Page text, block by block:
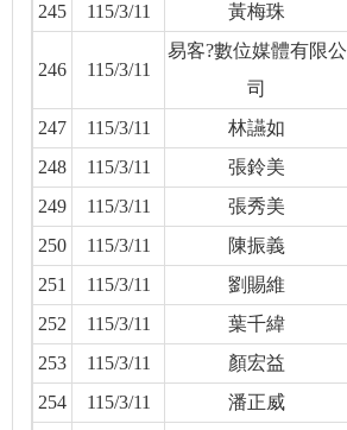
245
115/3/11 黃梅珠
246 115/3/11
易客?數位媒體有限公
司
247 115/3/11 林讌如
248
115/3/11 張鈴美
249
115/3/11 張秀美
250
115/3/11 陳振義
251
115/3/11 劉賜維
252
115/3/11 葉千緯
253
115/3/11 顏宏益
254
115/3/11 潘正威